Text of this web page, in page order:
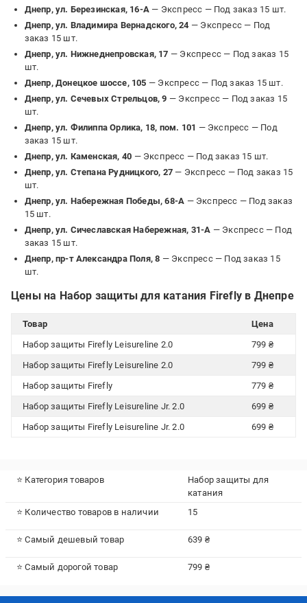
Днепр, ул. Березинская, 16-А — Экспресс — Под заказ 15 шт.
Днепр, ул. Владимира Вернадского, 24 — Экспресс — Под
заказ 15 шт.
Днепр, ул. Нижнеднепровская, 17 — Экспресс — Под заказ 15
шт.
Днепр, Донецкое шоссе, 105 — Экспресс — Под заказ 15 шт.
Днепр, ул. Сечевых Стрельцов, 9 — Экспресс — Под заказ 15
шт.
Днепр, ул. Филиппа Орлика, 18, пом. 101 — Экспресс — Под
заказ 15 шт.
Днепр, ул. Каменская, 40 — Экспресс — Под заказ 15 шт.
Днепр, ул. Степана Рудницкого, 27 — Экспресс — Под заказ 15
шт.
Днепр, ул. Набережная Победы, 68-А — Экспресс — Под заказ
15 шт.
Днепр, ул. Сичеславская Набережная, 31-А — Экспресс — Под
заказ 15 шт.
Днепр, пр-т Александра Поля, 8 — Экспресс — Под заказ 15
шт.
Цены на Набор защиты для катания Firefly в Днепре
Товар
Цена
Набор защиты Firefly Leisureline 2.0
799 ₴
Набор защиты Firefly Leisureline 2.0
799 ₴
Набор защиты Firefly
779 ₴
Набор защиты Firefly Leisureline Jr. 2.0
699 ₴
Набор защиты Firefly Leisureline Jr. 2.0
699 ₴
⭐ Категория товаров
Набор защиты для
катания
⭐ Количество товаров в наличии
15
⭐ Самый дешевый товар 639 ₴
⭐ Самый дорогой товар 799 ₴